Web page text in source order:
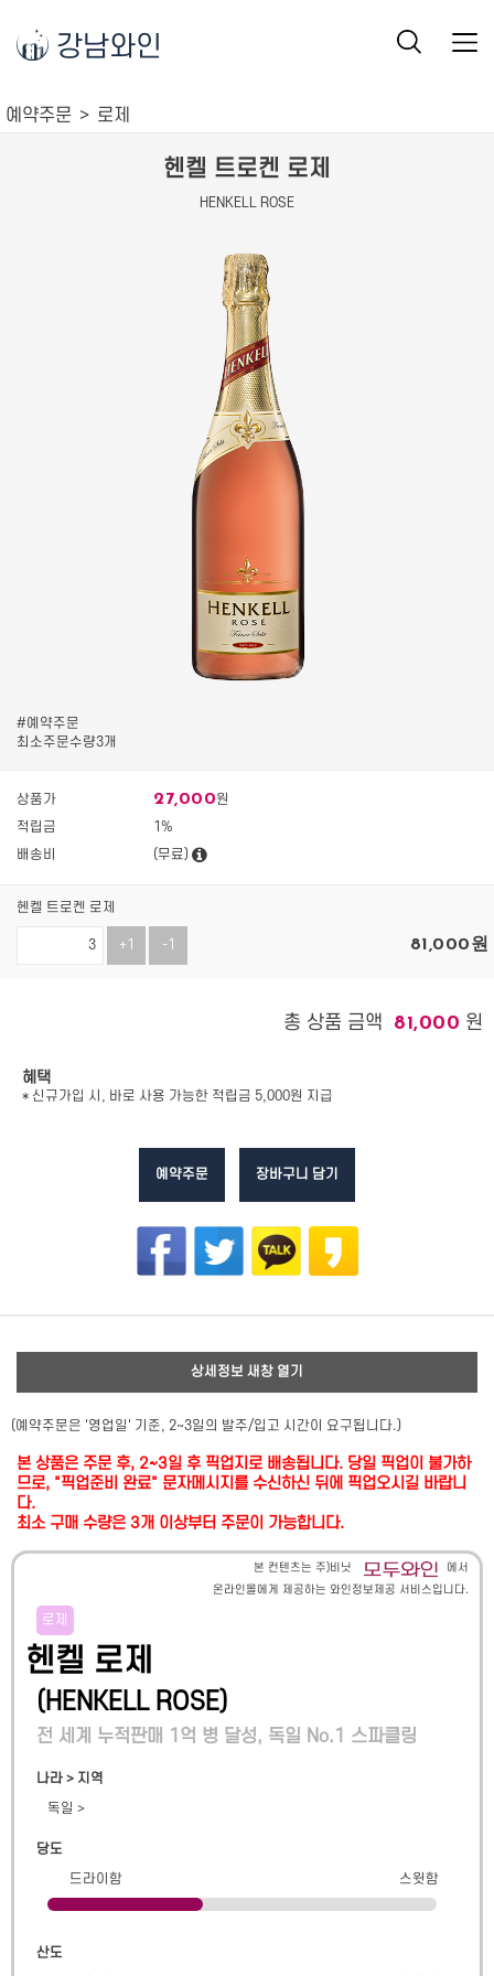
강남와인
예약주문 로제
헨켈 트로켄 로제
HENKELL ROSE
#예약주문
최소주문수량3개
상품가 27,000원
적립금
1%
배송비
(무료)
헨켈 트로켄 로제
+1 -1 81,000원
총 상품 금액 81,000 원
혜택
* 신규가입 시, 바로 사용 가능한 적립금 5,000원 지급
예약주문 장바구니 담기
상세정보 새창 열기
(예약주문은 '영업일' 기준, 2~3일의 발주/입고 시간이 요구됩니다.)
본 상품은 주문 후, 2~3일 후 픽업지로 배송됩니다. 당일 픽업이 불가하
므로, "픽업준비 완료" 문자메시지를 수신하신 뒤에 픽업오시길 바랍니
다.
최소 구매 수량은 3개 이상부터 주문이 가능합니다.
본 컨텐츠는 주)비닛
에서
온라인몰에게 제공하는 와인정보제공 서비스입니다.
로제
헨켈 로제
(HENKELL ROSE)
전 세계 누적판매 1억 병 달성, 독일 No.1 스파클링
나라 > 지역
독일 >
당도
드라이함
스윗함
산도